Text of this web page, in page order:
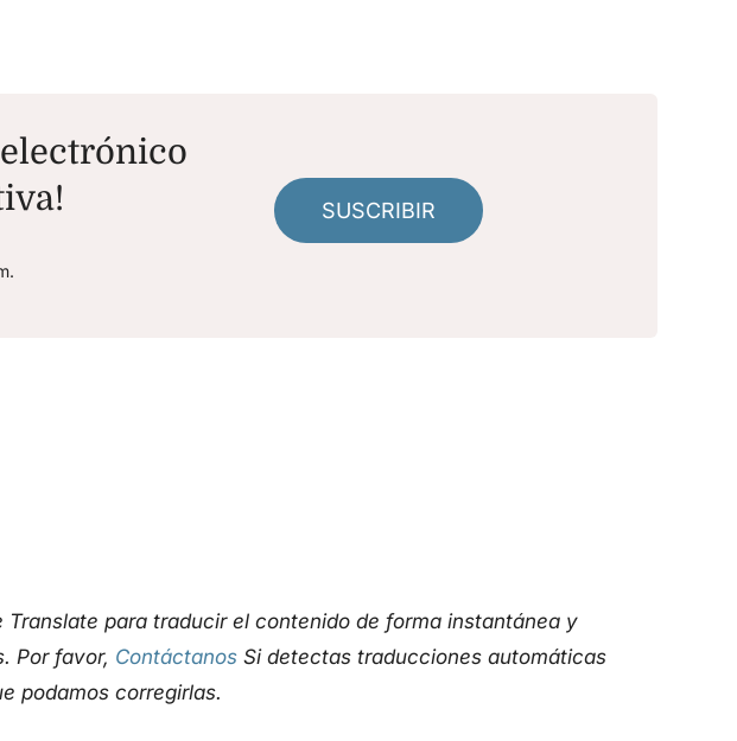
SUSCRIBIR
Translate para traducir el contenido de forma instantánea y
Por favor, Contáctanos Si detectas traducciones automáticas
podamos corregirlas.